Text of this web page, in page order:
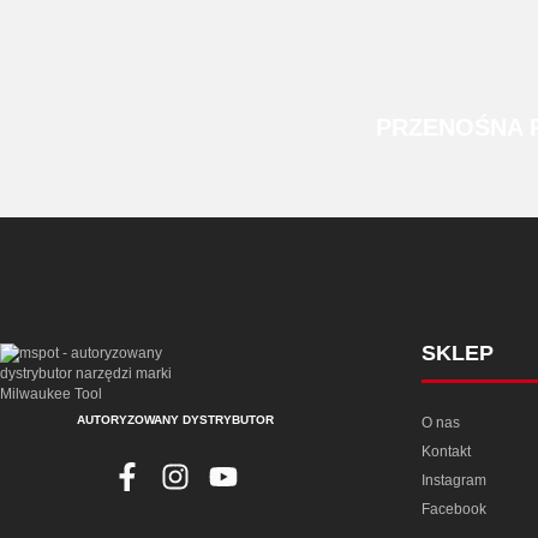
AUTORYZOWANY DYSTRYBUTOR
SKLEP
O nas
Kontakt
Instagram
Facebook